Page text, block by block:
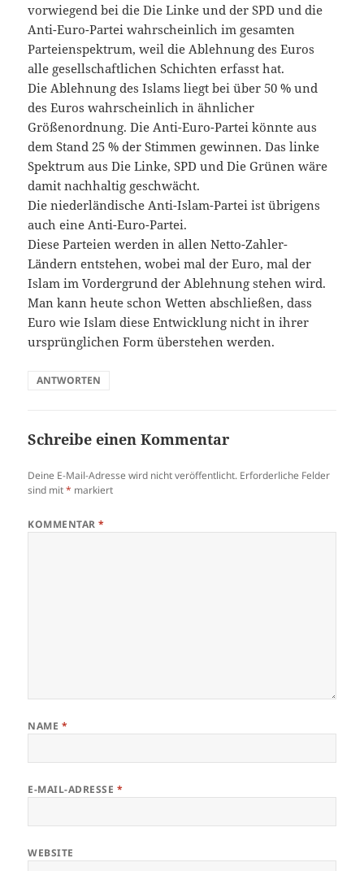
vorwiegend bei die Die Linke und der SPD und die
Anti-Euro-Partei wahrscheinlich im gesamten
Parteienspektrum, weil die Ablehnung des Euros
alle gesellschaftlichen Schichten erfasst hat.
Die Ablehnung des Islams liegt bei über 50 % und
des Euros wahrscheinlich in ähnlicher
Größenordnung. Die Anti-Euro-Partei könnte aus
dem Stand 25 % der Stimmen gewinnen. Das linke
Spektrum aus Die Linke, SPD und Die Grünen wäre
damit nachhaltig geschwächt.
Die niederländische Anti-Islam-Partei ist übrigens
auch eine Anti-Euro-Partei.
Diese Parteien werden in allen Netto-Zahler-
Ländern entstehen, wobei mal der Euro, mal der
Islam im Vordergrund der Ablehnung stehen wird.
Man kann heute schon Wetten abschließen, dass
Euro wie Islam diese Entwicklung nicht in ihrer
ursprünglichen Form überstehen werden.
ANTWORTEN
Schreibe einen Kommentar
Deine E-Mail-Adresse wird nicht veröffentlicht. Erforderliche Felder
sind mit* markiert
KOMMENTAR*
NAME *
E-MAIL-ADRESSE *
WEBSITE